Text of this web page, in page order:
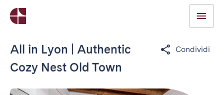
All in Lyon | Authentic
Cozy Nest Old Town
Condividi